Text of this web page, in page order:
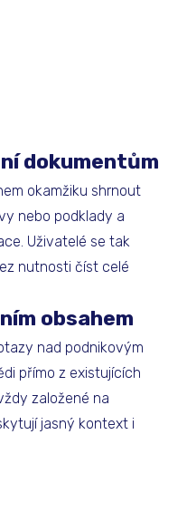
dokumentům
okamžiku shrnout
nebo podklady a
Uživatelé se tak
nutnosti číst celé
obsahem
nad podnikovým
přímo z existujících
založené na
jasný kontext i